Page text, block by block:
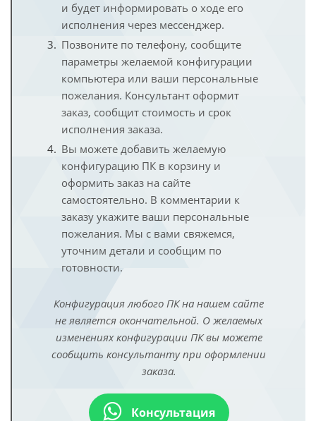
и будет информировать о ходе его
исполнения через мессенджер.
Позвоните по телефону, сообщите
параметры желаемой конфигурации
компьютера или ваши персональные
пожелания. Консультант оформит
заказ, сообщит стоимость и срок
исполнения заказа.
Вы можете добавить желаемую
конфигурацию ПК в корзину и
оформить заказ на сайте
самостоятельно. В комментарии к
заказу укажите ваши персональные
пожелания. Мы с вами свяжемся,
уточним детали и сообщим по
готовности.
Конфигурация любого ПК на нашем сайте
не является окончательной. О желаемых
изменениях конфигурации ПК вы можете
сообщить консультанту при оформлении
заказа.
Консультация